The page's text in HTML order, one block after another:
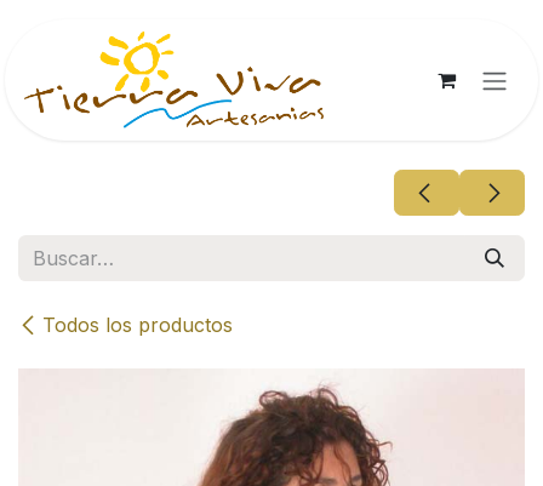
Todos los productos